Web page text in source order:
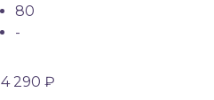
80
-
4 290 ₽